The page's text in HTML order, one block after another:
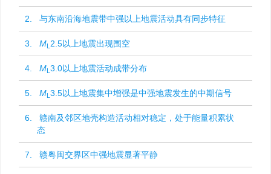
2. 与东南沿海地震带中强以上地震活动具有同步特征
3. ML 2.5以上地震出现围空
4. ML 3.0以上地震活动成带分布
5. ML 3.5以上地震集中增强是中强地震发生的中期信号
6. 赣南及邻区地壳构造活动相对稳定，处于能量积累状
态
7. 赣粤闽交界区中强地震显著平静